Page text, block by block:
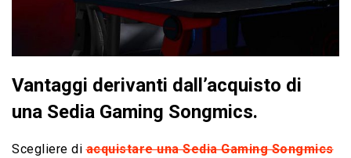
Vantaggi derivanti dall’acquisto di
una Sedia Gaming Songmics.
Scegliere diacquistare una Sedia Gaming Songmics